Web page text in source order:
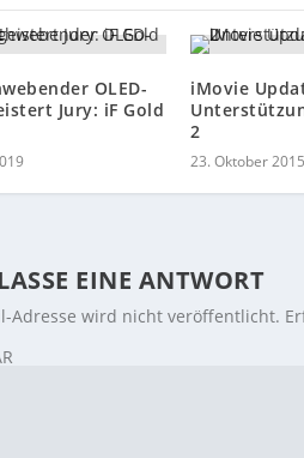
OLED-
Jury: iF Gold
iMovie
2
23. Oktober 2015
EINE ANTWORT
Adresse wird nicht veröffentlicht.